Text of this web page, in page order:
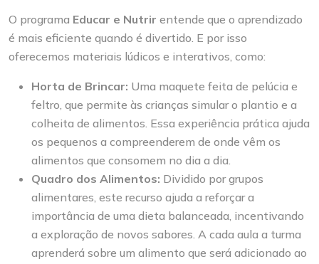
O programa Educar e Nutrir entende que o aprendizado
é mais eficiente quando é divertido. E por isso
oferecemos materiais lúdicos e interativos, como:
Horta de Brincar: Uma maquete feita de pelúcia e
feltro, que permite às crianças simular o plantio e a
colheita de alimentos. Essa experiência prática ajuda
os pequenos a compreenderem de onde vêm os
alimentos que consomem no dia a dia.
Quadro dos Alimentos: Dividido por grupos
alimentares, este recurso ajuda a reforçar a
importância de uma dieta balanceada, incentivando
a exploração de novos sabores. A cada aula a turma
aprenderá sobre um alimento que será adicionado ao